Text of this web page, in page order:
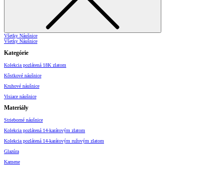
Všetky Náušnice
Všetky Náušnice
Kategórie
Kolekcia pozlátená 18K zlatom
Kôstkové náušnice
Kruhové náušnice
Visiace náušnice
Materiály
Strieborné náušnice
Kolekcia pozlátená 14-karátovým zlatom
Kolekcia pozlátená 14-karátovým ružovým zlatom
Glazúra
Kamene